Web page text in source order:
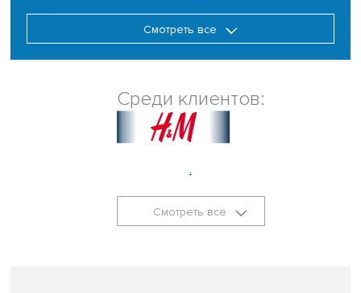
Смотреть все
Среди клиентов:
.
Смотреть все